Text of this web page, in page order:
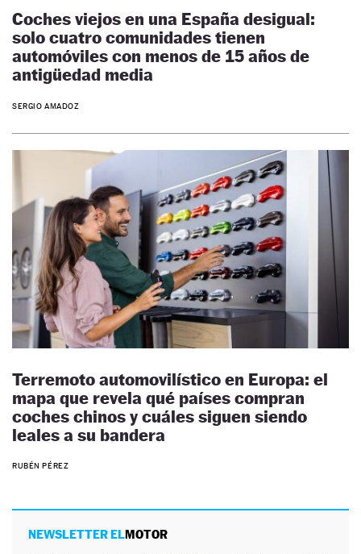
Coches viejos en una España desigual:
solo cuatro comunidades tienen
automóviles con menos de 15 años de
antigüedad media
SERGIO AMADOZ
Terremoto automovilístico en Europa: el
mapa que revela qué países compran
coches chinos y cuáles siguen siendo
leales a su bandera
RUBÉN PÉREZ
NEWSLETTER ELMOTOR